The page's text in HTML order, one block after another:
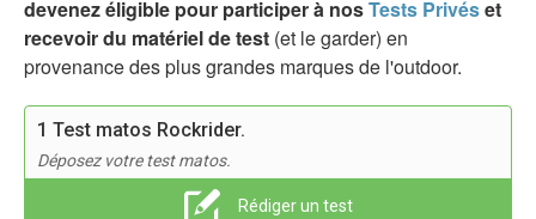
devenez éligible pour participer à nosTests Privéset
recevoir du matériel de test (et le garder) en
provenance des plus grandes marques de l'outdoor.
1 Test matos Rockrider.
Déposez votre test matos.
Rédiger un test